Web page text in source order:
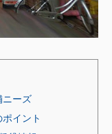
ニーズ
イント